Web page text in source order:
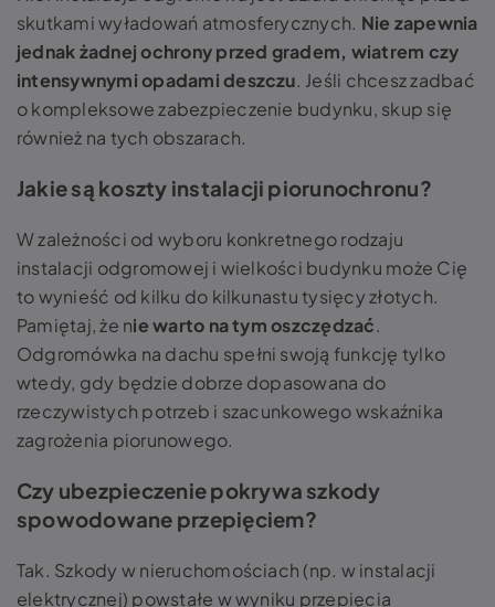
skutkami wyładowań atmosferycznych. Nie zapewnia
jednak żadnej ochrony przed gradem, wiatrem czy
intensywnymi opadami deszczu. Jeśli chcesz zadbać
o kompleksowe zabezpieczenie budynku, skup się
również na tych obszarach.
Jakie są koszty instalacji piorunochronu?
W zależności od wyboru konkretnego rodzaju
instalacji odgromowej i wielkości budynku może Cię
to wynieść od kilku do kilkunastu tysięcy złotych.
Pamiętaj, że nie warto na tym oszczędzać.
Odgromówka na dachu spełni swoją funkcję tylko
wtedy, gdy będzie dobrze dopasowana do
rzeczywistych potrzeb i szacunkowego wskaźnika
zagrożenia piorunowego.
Czy ubezpieczenie pokrywa szkody
spowodowane przepięciem?
Tak. Szkody w nieruchomościach (np. w instalacji
elektrycznej) powstałe w wyniku przepięcia